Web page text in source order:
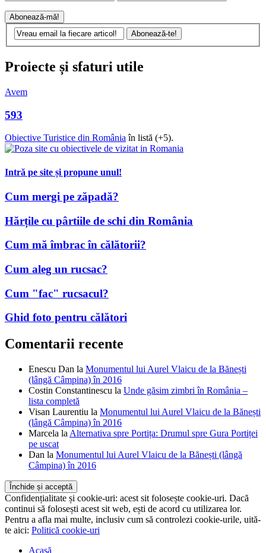
Proiecte și sfaturi utile
Avem
593
Obiective Turistice din Româniaîn listă (+5).
Intră pe site și propune unul!
Cum mergi pe zăpadă?
Hărțile cu pârtiile de schi din România
Cum mă îmbrac în călătorii?
Cum aleg un rucsac?
Cum "fac" rucsacul?
Ghid foto pentru călători
Comentarii recente
Enescu Dan la Monumentul lui Aurel Vlaicu de la Bănești
(lângă Câmpina) în 2016
Costin Constantinescu la Unde găsim zimbri în România –
lista completă
Visan Laurentiu la Monumentul lui Aurel Vlaicu de la Bănești
(lângă Câmpina) în 2016
Marcela laAlternativa spre Portița: Drumul spre Gura Portiței
pe uscat
Dan la Monumentul lui Aurel Vlaicu de la Bănești (lângă
Câmpina) în 2016
Confidențialitate și cookie-uri: acest sit folosește cookie-uri. Dacă
continui să folosești acest sit web, ești de acord cu utilizarea lor.
Pentru a afla mai multe, inclusiv cum să controlezi cookie-urile, uită-
te aici: Politică cookie-uri